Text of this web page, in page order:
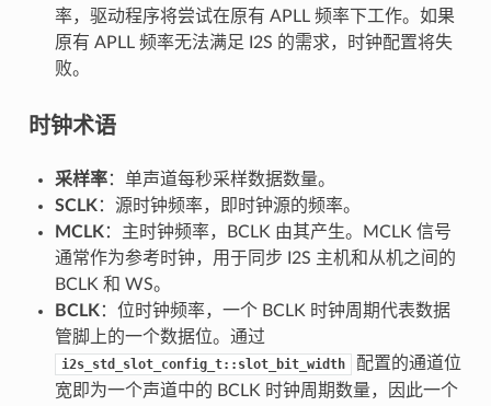
率，驱动程序将尝试在原有 APLL 频率下工作。如果
原有 APLL 频率无法满足 I2S 的需求，时钟配置将失
败。
时钟术语
采样率：单声道每秒采样数据数量。
SCLK ：源时钟频率，即时钟源的频率。
MCLK ：主时钟频率，BCLK 由其产生。MCLK 信号
通常作为参考时钟，用于同步 I2S 主机和从机之间的
BCLK 和 WS。
BCLK ：位时钟频率，一个 BCLK 时钟周期代表数据
管脚上的一个数据位。通过
i2s_std_slot_config_t::slot_bit_width
配置的通道位
宽即为一个声道中的 BCLK 时钟周期数量，因此一个